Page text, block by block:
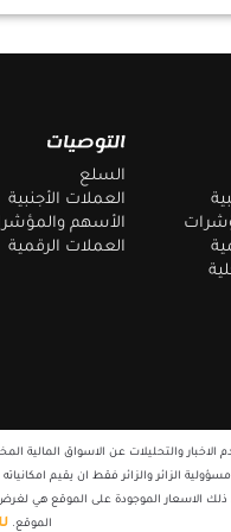
التوصيات
السلع
العملات الأجنبية
الأسهم
العملات الرقمية
360 هو موقع اخباري يقدم الاخبار
الزائر والزائر فقط ان يقيم
ذلك الاسعار الموجودة على الموقع هي
الموقع.